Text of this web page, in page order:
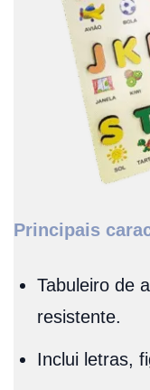
Principais
Tabuleiro de
resistente.
Inclui letras,